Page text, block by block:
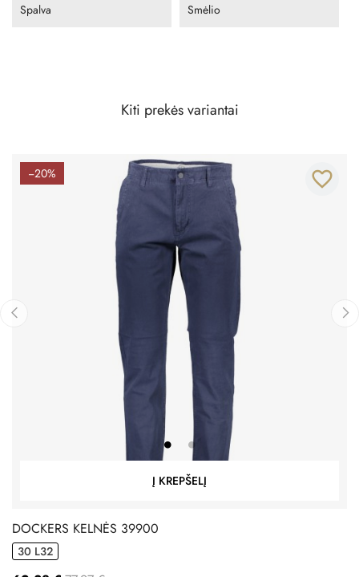
Spalva Smėlio
Kiti prekės variantai
−20%
Į KREPŠELĮ
favorite_border
DOCKERS KELNĖS 39900
30 L32